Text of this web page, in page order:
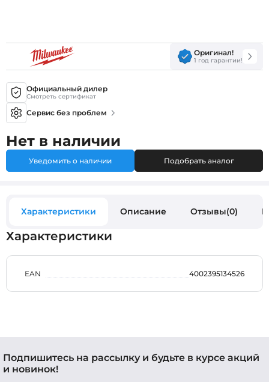
Оригинал!
1 год гарантии!
Официальный дилер
Смотреть сертификат
Сервис без проблем
Нет в наличии
Уведомить о наличии Подобрать аналог
Характеристики Описание Отзывы(0)
Характеристики
EAN 4002395134526
Подпишитесь на рассылку и будьте в курсе акций
и новинок!